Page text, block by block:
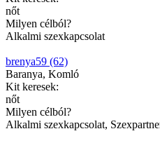
nőt
Milyen célból?
Alkalmi szexkapcsolat
brenya59 (62)
Baranya, Komló
Kit keresek:
nőt
Milyen célból?
Alkalmi szexkapcsolat,